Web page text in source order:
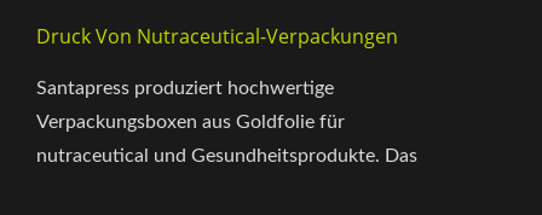
Druck Von Nutraceutical-Verpackungen
Santapress produziert hochwertige
Verpackungsboxen aus Goldfolie für
nutraceutical und Gesundheitsprodukte. Das